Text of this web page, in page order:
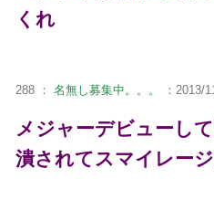
くれ
288 ： 名無し募集中。。。 ：2013/
メジャーデビューし
潰されてスマイレー